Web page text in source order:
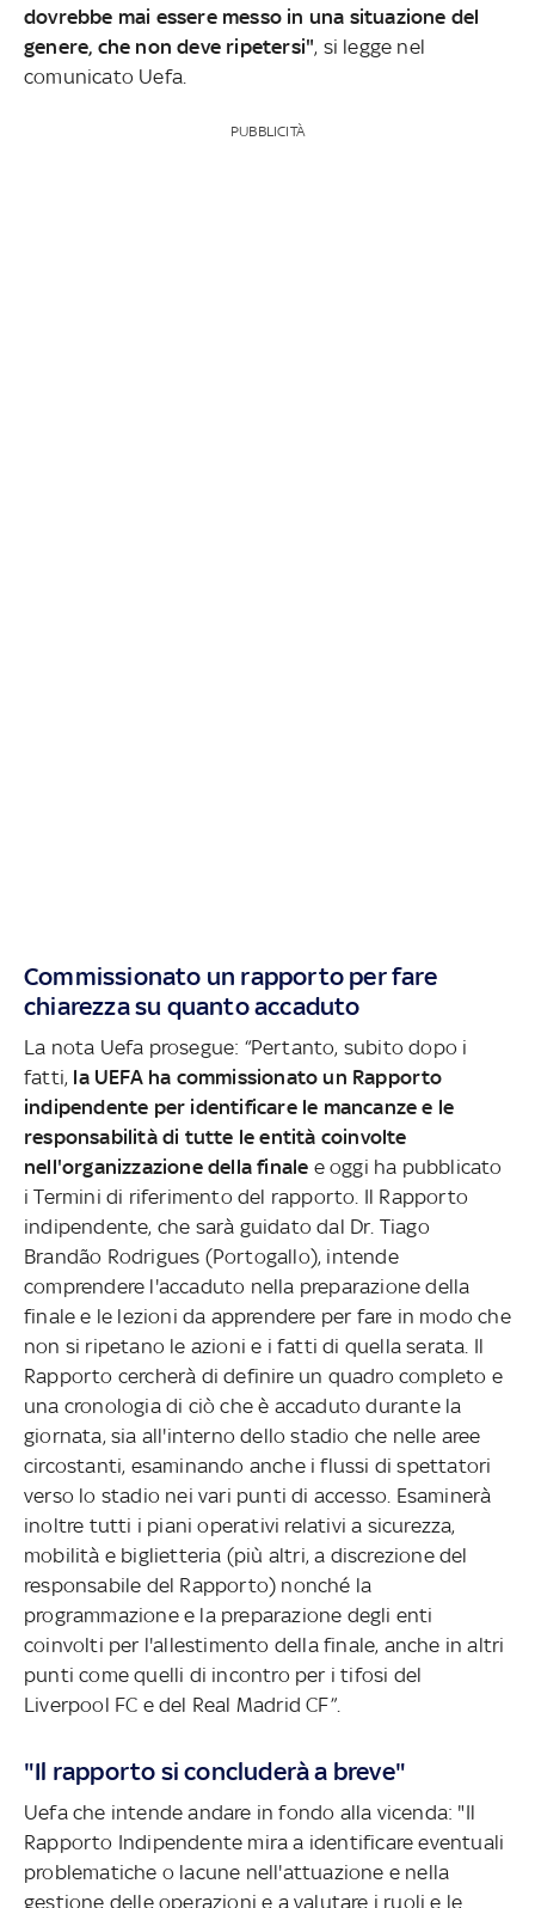
dovrebbe mai essere messo in una situazione del
genere, che non deve ripetersi", si legge nel
comunicato Uefa.
PUBBLICITÀ
Commissionato un rapporto per fare
chiarezza su quanto accaduto
La nota Uefa prosegue: “Pertanto, subito dopo i
fatti, la UEFA ha commissionato un Rapporto
indipendente per identificare le mancanze e le
responsabilità di tutte le entità coinvolte
nell'organizzazione della finale e oggi ha pubblicato
i Termini di riferimento del rapporto. Il Rapporto
indipendente, che sarà guidato dal Dr. Tiago
Brandão Rodrigues (Portogallo), intende
comprendere l'accaduto nella preparazione della
finale e le lezioni da apprendere per fare in modo che
non si ripetano le azioni e i fatti di quella serata. Il
Rapporto cercherà di definire un quadro completo e
una cronologia di ciò che è accaduto durante la
giornata, sia all'interno dello stadio che nelle aree
circostanti, esaminando anche i flussi di spettatori
verso lo stadio nei vari punti di accesso. Esaminerà
inoltre tutti i piani operativi relativi a sicurezza,
mobilità e biglietteria (più altri, a discrezione del
responsabile del Rapporto) nonché la
programmazione e la preparazione degli enti
coinvolti per l'allestimento della finale, anche in altri
punti come quelli di incontro per i tifosi del
Liverpool FC e del Real Madrid CF”.
"Il rapporto si concluderà a breve"
Uefa che intende andare in fondo alla vicenda: "Il
Rapporto Indipendente mira a identificare eventuali
problematiche o lacune nell'attuazione e nella
gestione delle operazioni e a valutare i ruoli e le